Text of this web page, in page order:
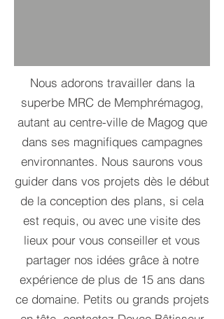
Nous adorons travailler dans la
superbe MRC de Memphrémagog,
autant au centre-ville de Magog que
dans ses magnifiques campagnes
environnantes. Nous saurons vous
guider dans vos projets dès le début
de la conception des plans, si cela
est requis, ou avec une visite des
lieux pour vous conseiller et vous
partager nos idées grâce à notre
expérience de plus de 15 ans dans
ce domaine. Petits ou grands projets